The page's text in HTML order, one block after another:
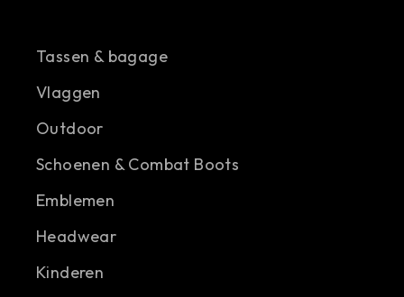
Tassen & bagage
Vlaggen
Outdoor
Schoenen & Combat Boots
Emblemen
Headwear
Kinderen